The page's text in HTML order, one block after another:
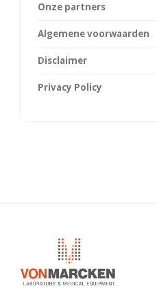
Onze partners
Algemene voorwaarden
Disclaimer
Privacy Policy